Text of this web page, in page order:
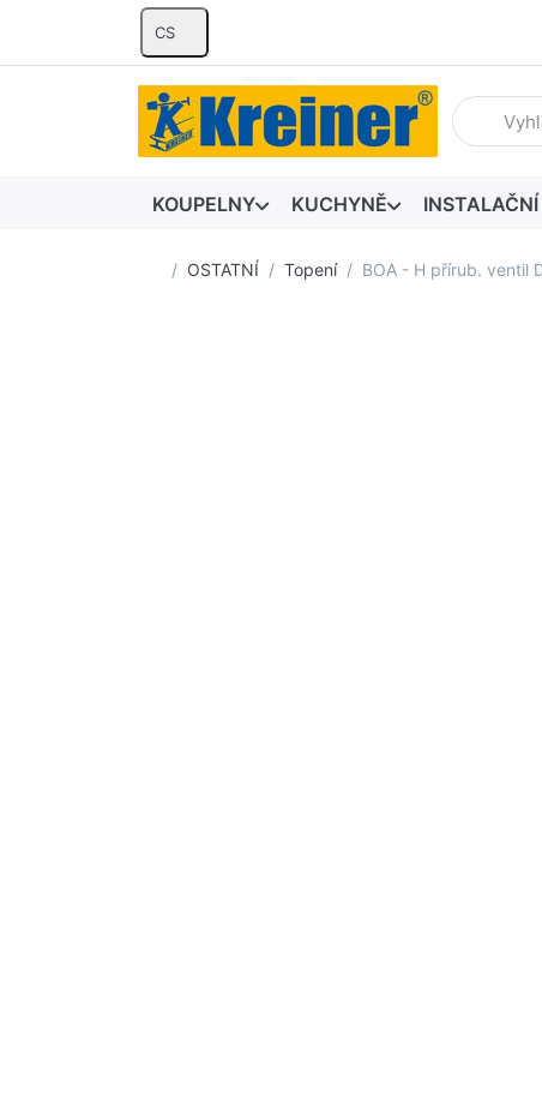
CS
Zadejte
KOUPELNY KUCHYNĚ
Domovská stránka
OSTATNÍ Topení BOA - H přírub. ventil